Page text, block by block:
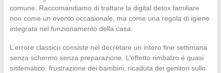
comune. Raccomandiamo di trattare la digital detox familiare
non come un evento occasionale, ma come una regola di igiene
integrata nel funzionamento della casa.
L’errore classico consiste nel decretare un intero fine settimana
senza schermo senza preparazione. L’effetto rimbalzo è quasi
sistematico: frustrazione dei bambini, ricaduta dei genitori sullo